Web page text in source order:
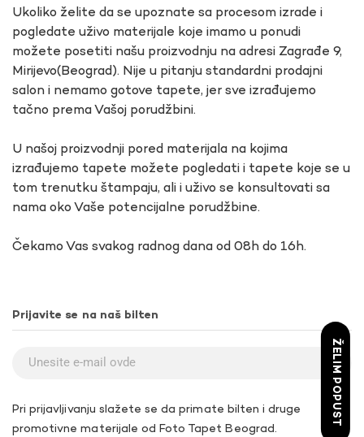
Ukoliko želite da se upoznate sa procesom izrade i
pogledate uživo materijale koje imamo u ponudi
možete posetiti našu proizvodnju na adresi Zagrađe 9,
Mirijevo(Beograd). Nije u pitanju standardni prodajni
salon i nemamo gotove tapete, jer sve izrađujemo
tačno prema Vašoj porudžbini.
U našoj proizvodnji pored materijala na kojima
izrađujemo tapete možete pogledati i tapete koje se u
tom trenutku štampaju, ali i uživo se konsultovati sa
nama oko Vaše potencijalne porudžbine.
Čekamo Vas svakog radnog dana od 08h do 16h.
Prijavite se na naš bilten
Pri prijavljivanju slažete se da primate bilten i druge
promotivne materijale od Foto Tapet Beograd.
ŽELIM POPUST